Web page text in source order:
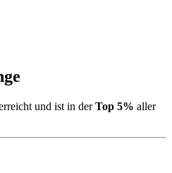
und ist in derTop 5% aller